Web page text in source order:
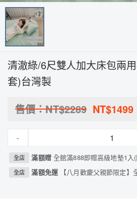
清澈綠/6尺雙人加大床包兩
套)台灣製
售價：NT$2289 NT$1499
-
全店 滿額贈 全館滿888即贈高級地墊1入
全店 滿額免運 【八月歡慶父親節限定】